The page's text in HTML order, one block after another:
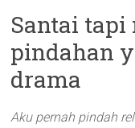
Santai
pindahan
drama
Aku pernah pindah